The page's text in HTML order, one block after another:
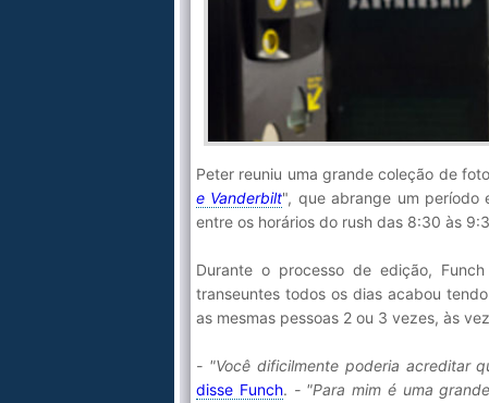
Peter reuniu uma grande coleção de
e Vanderbilt", que abrange um período
entre os horários do rush das 8:30 às
Durante o processo de edição,
transeuntes todos os dias acabou
as mesmas pessoas 2 ou 3 vezes, às
- "Você dificilmente poderia acreditar
disse Funch. - "Para mim é uma